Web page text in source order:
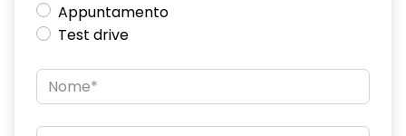
eCall funzionalità soggetta a copertura di rete;
compatibilità 2G/3G o 4G/5G a seconda del veicolo
emergency lane keep assist assistenza d'emergenza al
mantenimento della corsia
fari full LED adaptative vision, con funzione fendinebbia
Appuntamento
Test drive